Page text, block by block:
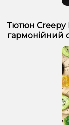
Тютюн Creepy
гармонійний